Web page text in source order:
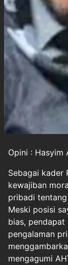
Opini : Hasyim
Sebagai kader
kewajiban
pribadi
Meski posisi
bias,
pengalaman
mengagumi